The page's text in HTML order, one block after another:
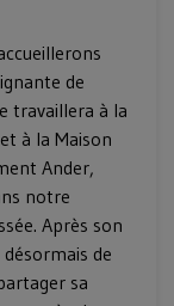
de
travaillera à la
à la Maison
Ander,
notre
Après son
de
sa